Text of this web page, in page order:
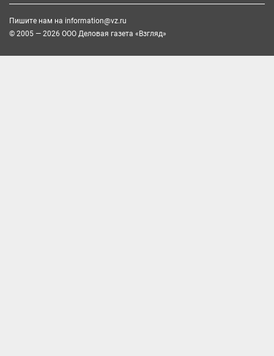
Пишите нам на information@vz.ru
© 2005 — 2026 ООО Деловая газета «Взгляд»